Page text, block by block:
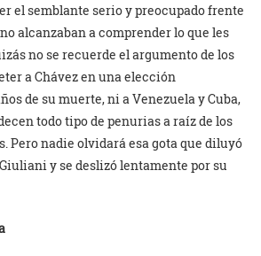
el semblante serio y preocupado frente
alcanzaban a comprender lo que les
no se recuerde el argumento de los
a Chávez en una elección
de su muerte, ni a Venezuela y Cuba,
todo tipo de penurias a raíz de los
Pero nadie olvidará esa gota que diluyó
y se deslizó lentamente por su